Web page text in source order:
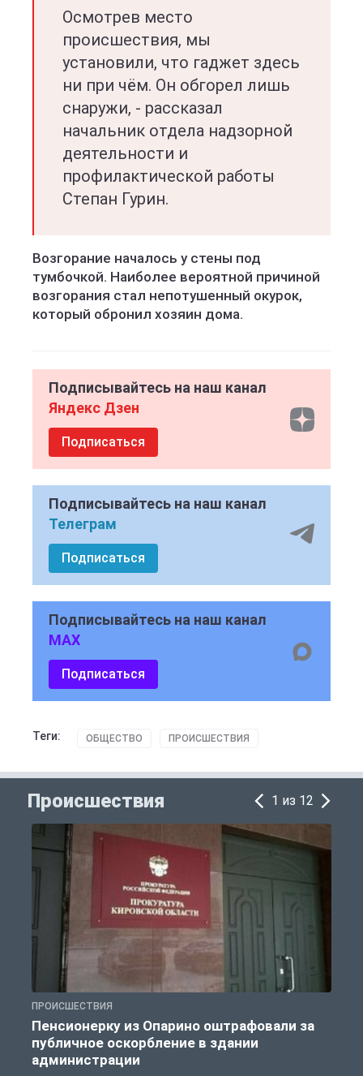
Осмотрев место
происшествия, мы
установили, что гаджет здесь
ни при чём. Он обгорел лишь
снаружи, - рассказал
начальник отдела надзорной
деятельности и
профилактической работы
Степан Гурин.
Возгорание началось у стены под
тумбочкой. Наиболее вероятной причиной
возгорания стал непотушенный окурок,
который обронил хозяин дома.
Подписывайтесь на наш канал
Яндекс Дзен
Подписаться
Подписывайтесь на наш канал
Телеграм
Подписаться
Подписывайтесь на наш канал
MAX
Подписаться
Теги: ОБЩЕСТВО ПРОИСШЕСТВИЯ
Происшествия 1 из 12
ПРОИСШЕСТВИЯ
Пенсионерку из Опарино оштрафовали за
публичное оскорбление в здании
администрации